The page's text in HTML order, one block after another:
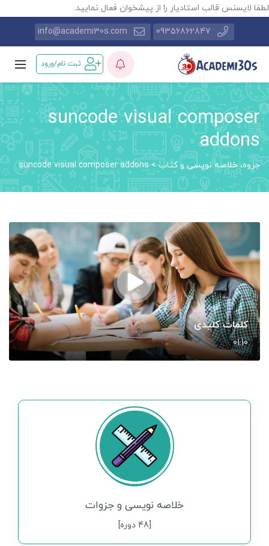
لطفا لایسنس قالب استادیار را از پیشخوان فعال نمایید.
09356862847
info@academi30s.com
ثبت نام/ورود
suncode visual composer
addons
جزوه، خلاصه نویسی و کتاب>
suncode visual composer addons
کلمات کلیدی
01:10
خلاصه نویسی و جزوات
[48 دوره]